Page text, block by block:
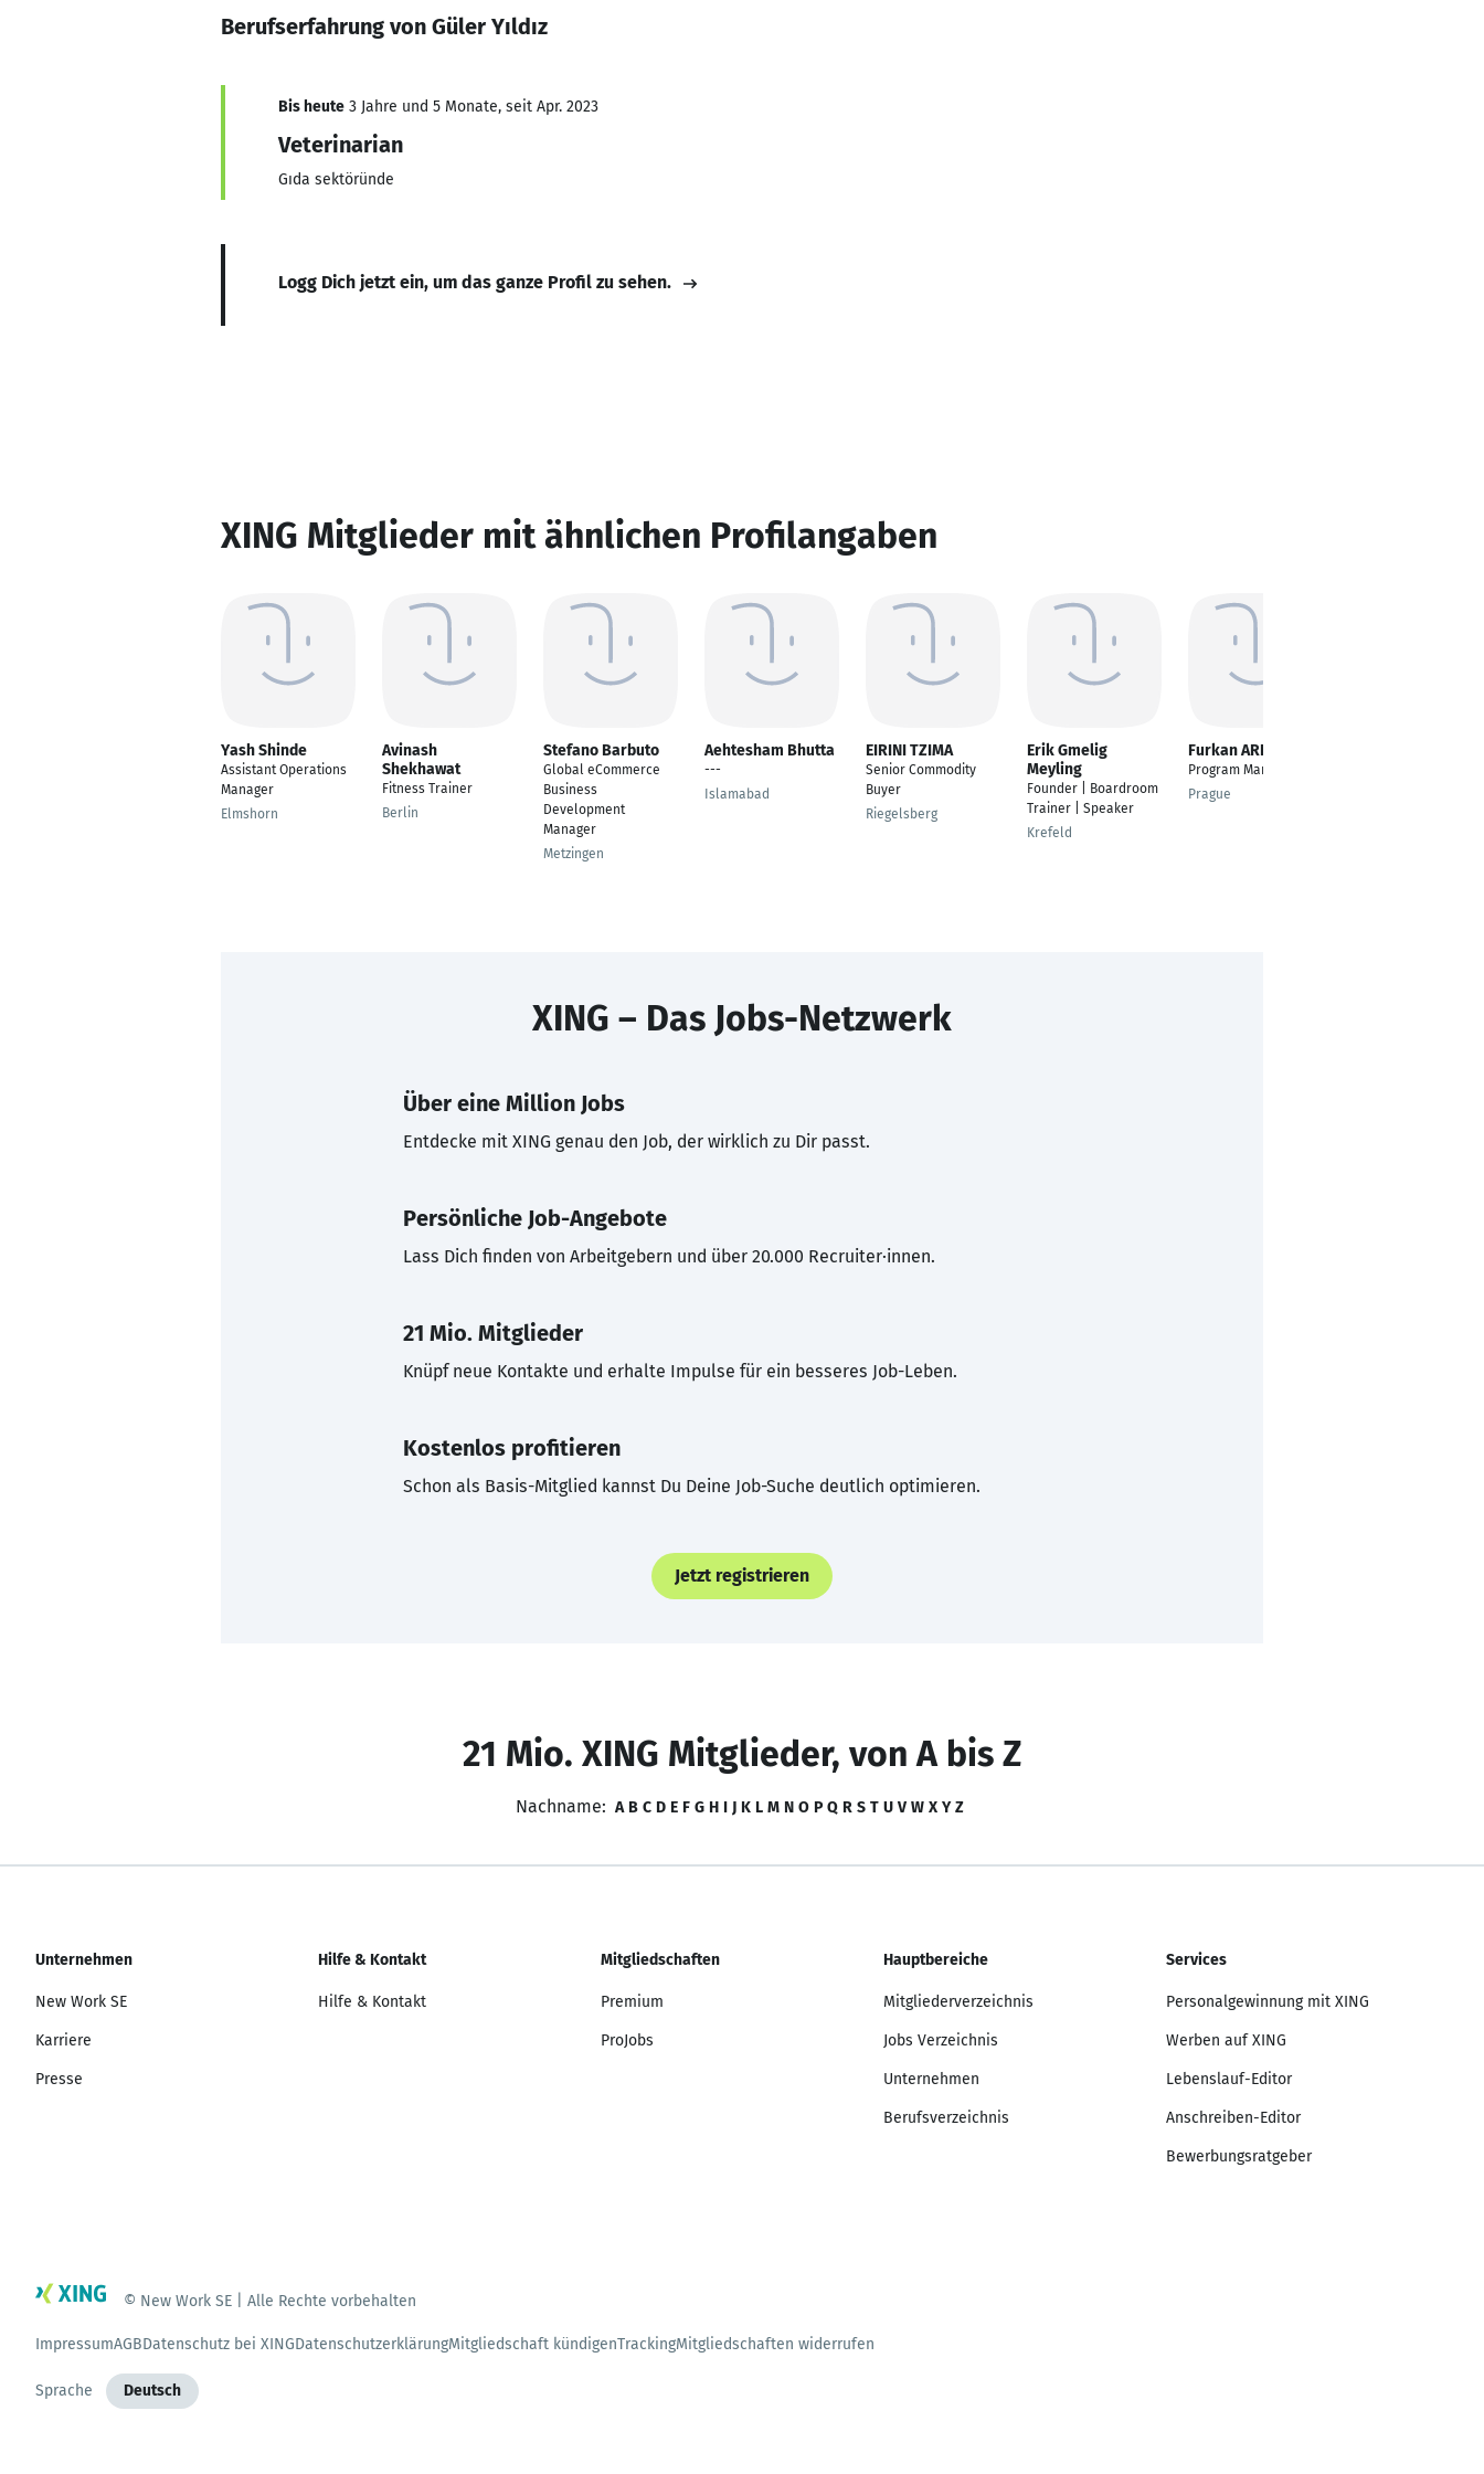
Berufserfahrung von Güler Yıldız
Bis heute 3 Jahre und 5 Monate, seit Apr. 2023
Veterinarian
Gıda sektöründe
Logg Dich jetzt ein, um das ganze Profil zu sehen.
XING Mitglieder mit ähnlichen Profilangaben
Yash Shinde
Assistant Operations
Manager
Elmshorn
Avinash
Shekhawat
Fitness Trainer
Berlin
Stefano Barbuto
Global eCommerce
Business
Development
Manager
Metzingen
Aehtesham Bhutta
---
Islamabad
EIRINI TZIMA
Senior Commodity
Buyer
Riegelsberg
Erik Gmelig
Meyling
Founder | Boardroom
Trainer | Speaker
Krefeld
Furkan ARIN
Program Manager
Prague
XING – Das Jobs-Netzwerk
Über eine Million Jobs
Entdecke mit XING genau den Job, der wirklich zu Dir passt.
Persönliche Job-Angebote
Lass Dich finden von Arbeitgebern und über 20.000 Recruiter·innen.
21 Mio. Mitglieder
Knüpf neue Kontakte und erhalte Impulse für ein besseres Job-Leben.
Kostenlos profitieren
Schon als Basis-Mitglied kannst Du Deine Job-Suche deutlich optimieren.
Jetzt registrieren
21 Mio. XING Mitglieder, von A bis Z
Nachname: A B C D E F G H I J K L M N O P Q R S T U V W X Y Z
Unternehmen
New Work SE
Karriere
Presse
Hilfe & Kontakt
Hilfe & Kontakt
Mitgliedschaften
Premium
ProJobs
Hauptbereiche
Mitgliederverzeichnis
Jobs Verzeichnis
Unternehmen
Berufsverzeichnis
Services
Personalgewinnung mit XING
Werben auf XING
Lebenslauf-Editor
Anschreiben-Editor
Bewerbungsratgeber
© New Work SE | Alle Rechte vorbehalten
ImpressumAGBDatenschutz bei XINGDatenschutzerklärungMitgliedschaft kündigenTrackingMitgliedschaften widerrufen
Sprache Deutsch